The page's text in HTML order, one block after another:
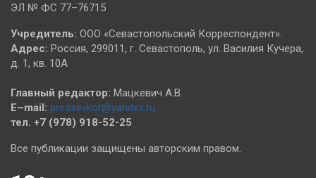
ЭЛ № ФС 77–76715
Учредитель: ООО «Севастопольский Корреспондент».
Адрес: Россия, 299011, г. Севастополь, ул. Василия Кучера,
д. 1, кв. 10А
Главный редактор: Мацкевич А.В.
E–mail: pressevkor@yandex.ru
тел. +7 (978) 918-52-25
Все публикации защищены авторским правом.